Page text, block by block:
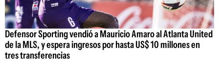
Defensor Sporting vendió a Mauricio Amaro al Atlanta United
de la MLS, y espera ingresos por hasta US$ 10 millones en
tres transferencias